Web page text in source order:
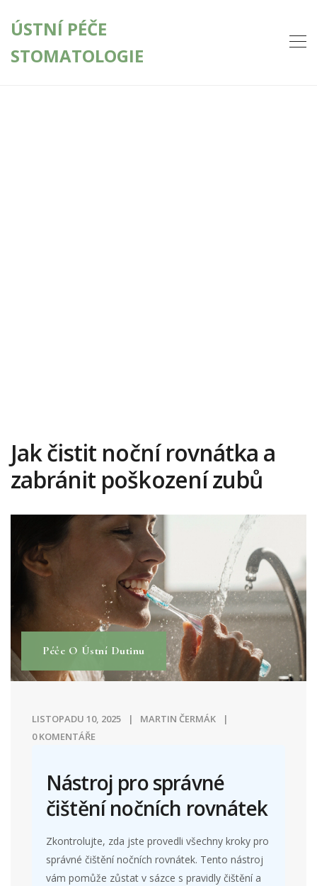
ÚSTNÍ PÉČE
STOMATOLOGIE
Jak čistit noční rovnátka a
zabránit poškození zubů
Péče O Ústní Dutinu
LISTOPADU 10, 2025
MARTIN ČERMÁK
0 KOMENTÁŘE
Nástroj pro správné
čištění nočních rovnátek
Zkontrolujte, zda jste provedli všechny kroky pro
správné čištění nočních rovnátek. Tento nástroj
vám pomůže zůstat v sázce s pravidly čištění a